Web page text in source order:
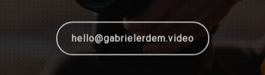
hello@gabrielerdem.video